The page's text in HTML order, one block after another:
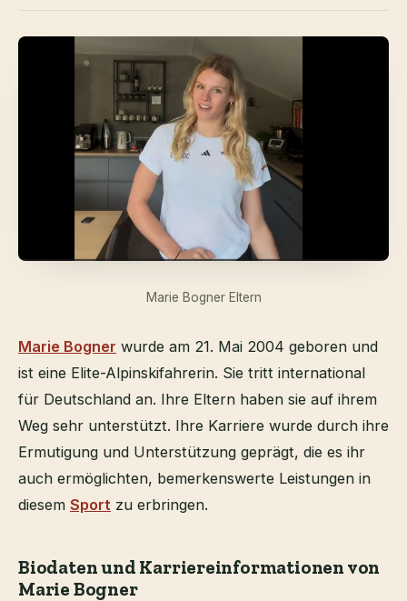
Marie Bogner Eltern
Marie Bogner wurde am 21. Mai 2004 geboren und
ist eine Elite-Alpinskifahrerin. Sie tritt international
für Deutschland an. Ihre Eltern haben sie auf ihrem
Weg sehr unterstützt. Ihre Karriere wurde durch ihre
Ermutigung und Unterstützung geprägt, die es ihr
auch ermöglichten, bemerkenswerte Leistungen in
diesem Sport zu erbringen.
Biodaten und Karriereinformationen von
Marie Bogner